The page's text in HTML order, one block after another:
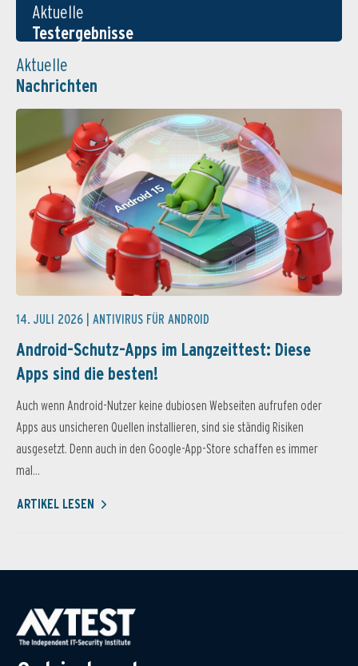
Aktuelle
Testergebnisse
Aktuelle
Nachrichten
14. JULI 2026 | ANTIVIRUS FÜR ANDROID
Android-Schutz-Apps im Langzeittest: Diese
Apps sind die besten!
Auch wenn Android-Nutzer keine dubiosen Webseiten aufrufen oder
Apps aus unsicheren Quellen installieren, sind sie ständig Risiken
ausgesetzt. Denn auch in den Google-App-Store schaffen es immer
mal...
ARTIKEL LESEN